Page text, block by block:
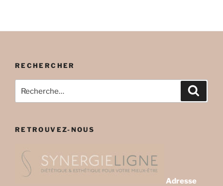
RECHERCHER
pour
RETROUVEZ-NOUS
Adresse